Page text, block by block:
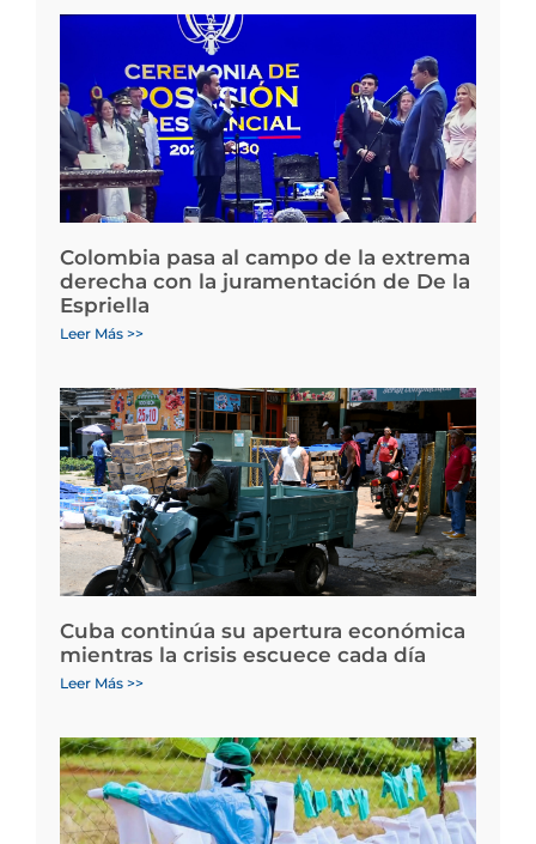
Colombia pasa al campo de la extrema
derecha con la juramentación de De la
Espriella
Leer Más >>
Cuba continúa su apertura económica
mientras la crisis escuece cada día
Leer Más >>